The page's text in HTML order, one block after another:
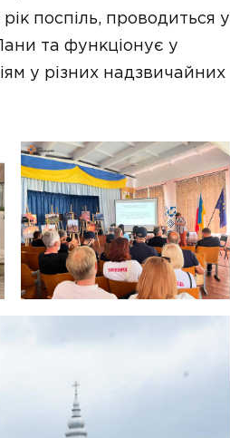
поспіль, проводиться у
та функціонує у
у різних надзвичайних